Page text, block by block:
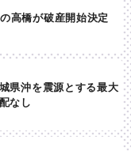
高橋が破産開始決定
県沖を震源とする最大
なし